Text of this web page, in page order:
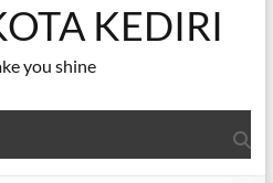
KEDIRI
you shine